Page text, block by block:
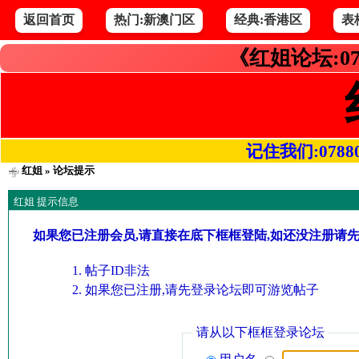
返回首页 热门:新澳门区 经典:香港区 表
《红姐论坛
记住我们
红姐» 论坛提示
红姐 提示信息
如果您已注册会员,请直接在底下框框登陆,如还没注册请
帖子ID非法
如果您已注册,请先登录论坛即可游览帖子
请从以下框框登录论坛